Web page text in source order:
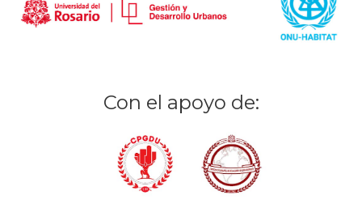
Con el apoyo de: